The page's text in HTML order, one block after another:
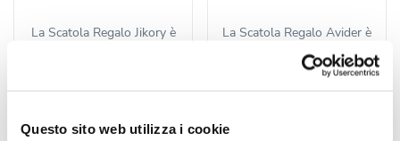
Questo sito web utilizza i cookie
La Scatola Regalo Jikory è
a partire da
La Scatola Regalo Avider è
progettata su misura per
contenere tazze, con...